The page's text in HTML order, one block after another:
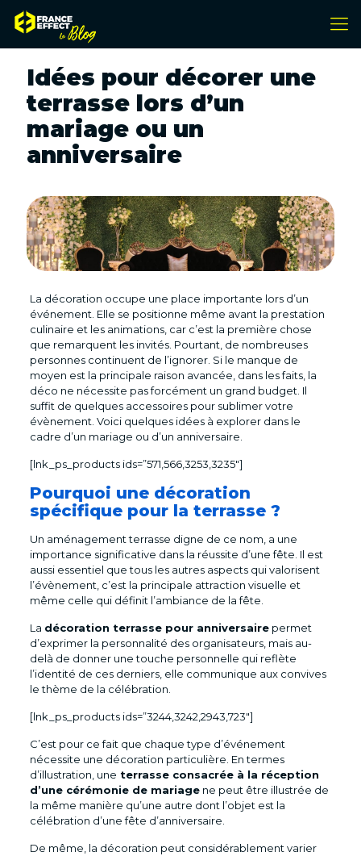
Idées pour décorer une
terrasse lors d’un
mariage ou un
anniversaire
La décoration occupe une place importante lors d’un
événement. Elle se positionne même avant la prestation
culinaire et les animations, car c’est la première chose
que remarquent les invités. Pourtant, de nombreuses
personnes continuent de l’ignorer. Si le manque de
moyen est la principale raison avancée, dans les faits, la
déco ne nécessite pas forcément un grand budget. Il
suffit de quelques accessoires pour sublimer votre
évènement. Voici quelques idées à explorer dans le
cadre d’un mariage ou d’un anniversaire.
[lnk_ps_products ids=”571,566,3253,3235″]
Pourquoi une décoration
spécifique pour la terrasse ?
Un aménagement terrasse digne de ce nom, a une
importance significative dans la réussite d’une fête. Il est
aussi essentiel que tous les autres aspects qui valorisent
l’évènement, c’est la principale attraction visuelle et
même celle qui définit l’ambiance de la fête.
La décoration terrasse pour anniversairepermet
d’exprimer la personnalité des organisateurs, mais au-
delà de donner une touche personnelle qui reflète
l’identité de ces derniers, elle communique aux convives
le thème de la célébration.
[lnk_ps_products ids=”3244,3242,2943,723″]
C’est pour ce fait que chaque type d’événement
nécessite une décoration particulière. En termes
d’illustration, une terrasse consacrée à la réception
d’une cérémonie de mariagene peut être illustrée de
la même manière qu’une autre dont l’objet est la
célébration d’une fête d’anniversaire.
De même, la décoration peut considérablement varier